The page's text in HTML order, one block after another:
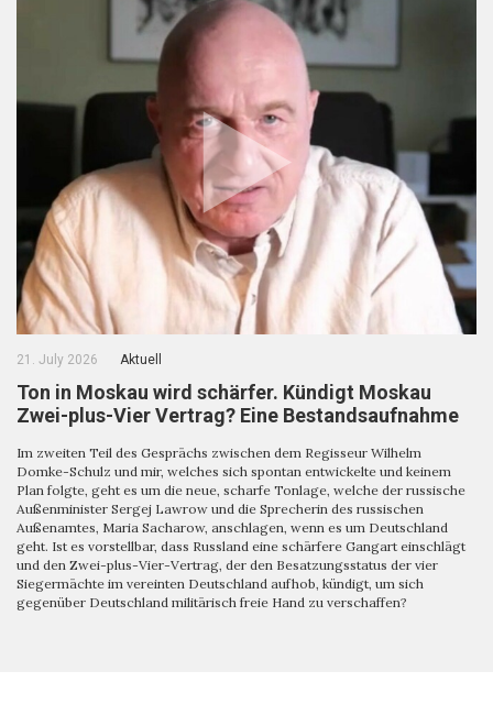
21. July 2026 Aktuell
Ton in Moskau wird schärfer. Kündigt Moskau
Zwei-plus-Vier Vertrag? Eine Bestandsaufnahme
Im zweiten Teil des Gesprächs zwischen dem Regisseur Wilhelm
Domke-Schulz und mir, welches sich spontan entwickelte und keinem
Plan folgte, geht es um die neue, scharfe Tonlage, welche der russische
Außenminister Sergej Lawrow und die Sprecherin des russischen
Außenamtes, Maria Sacharow, anschlagen, wenn es um Deutschland
geht. Ist es vorstellbar, dass Russland eine schärfere Gangart einschlägt
und den Zwei-plus-Vier-Vertrag, der den Besatzungsstatus der vier
Siegermächte im vereinten Deutschland aufhob, kündigt, um sich
gegenüber Deutschland militärisch freie Hand zu verschaffen?